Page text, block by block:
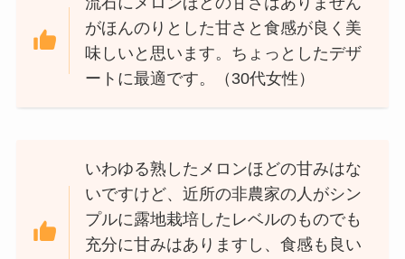
がほんのりとした甘さと食感が良く美
味しいと思います。ちょっとしたデザ
ートに最適です。（30代女性）
いわゆる熟したメロンほどの甘みはな
いですけど、近所の非農家の人がシン
プルに露地栽培したレベルのものでも
充分に甘みはありますし、食感も良い